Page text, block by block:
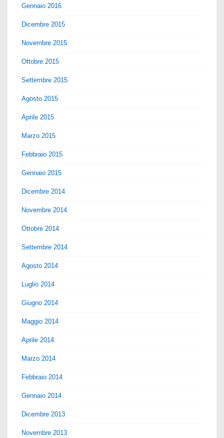
Gennaio 2016
Dicembre 2015
Novembre 2015
Ottobre 2015
Settembre 2015
Agosto 2015
Aprile 2015
Marzo 2015
Febbraio 2015
Gennaio 2015
Dicembre 2014
Novembre 2014
Ottobre 2014
Settembre 2014
Agosto 2014
Luglio 2014
Giugno 2014
Maggio 2014
Aprile 2014
Marzo 2014
Febbraio 2014
Gennaio 2014
Dicembre 2013
Novembre 2013